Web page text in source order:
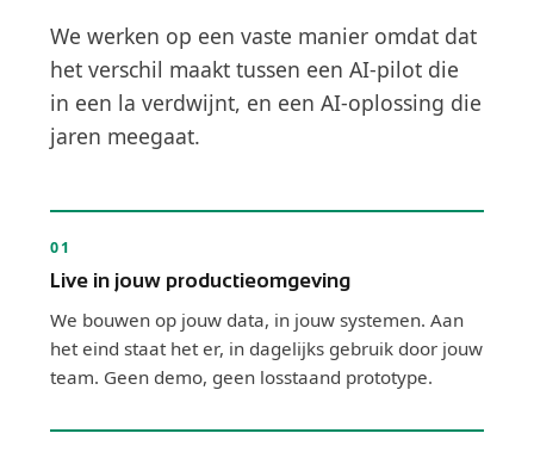
We werken op een vaste manier omdat dat
het verschil maakt tussen een AI-pilot die
in een la verdwijnt, en een AI-oplossing die
jaren meegaat.
01
Live in jouw productieomgeving
We bouwen op jouw data, in jouw systemen. Aan
het eind staat het er, in dagelijks gebruik door jouw
team. Geen demo, geen losstaand prototype.